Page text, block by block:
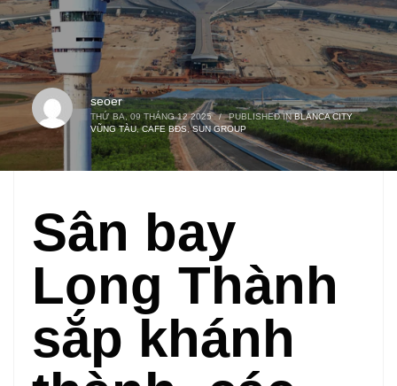
seoer
THỨ BA, 09 THÁNG 12 2025 / PUBLISHED INBLANCA CITY
VŨNG TÀU,CAFE BĐS,SUN GROUP
Sân bay
Long Thành
sắp khánh